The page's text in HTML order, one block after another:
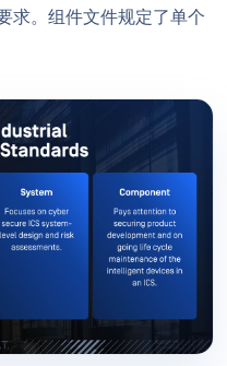
求。组件文件规定了单个